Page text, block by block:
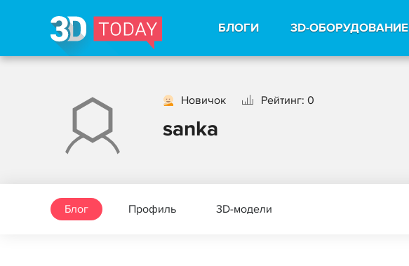
БЛОГИ 3D-ОБОРУДОВАНИЕ
Новичок Рейтинг: 0
sanka
Блог Профиль 3D-модели